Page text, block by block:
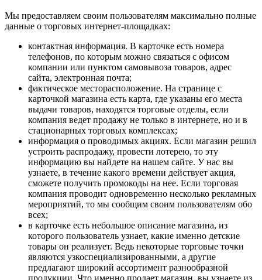
Мы предоставляем своим пользователям максимально полные
данные о торговых интернет-площадках:
контактная информация. В карточке есть номера
телефонов, по которым можно связаться с офисом
компании или пунктом самовывоза товаров, адрес
сайта, электронная почта;
фактическое месторасположение. На странице с
карточкой магазина есть карта, где указаны его места
выдачи товаров, находятся торговые отделы, если
компания ведет продажу не только в интернете, но и в
стационарных торговых комплексах;
информация о проводимых акциях. Если магазин решил
устроить распродажу, провести лотерею, то эту
информацию вы найдете на нашем сайте. У нас вы
узнаете, в течение какого времени действует акция,
сможете получить промокоды на нее. Если торговая
компания проводит одновременно несколько рекламных
мероприятий, то мы сообщим своим пользователям обо
всех;
в карточке есть небольшое описание магазина, из
которого пользователь узнает, какие именно детские
товары он реализует. Ведь некоторые торговые точки
являются узкоспециализированными, а другие
предлагают широкий ассортимент разнообразной
продукции. Что именно продает магазин, вы узнаете из